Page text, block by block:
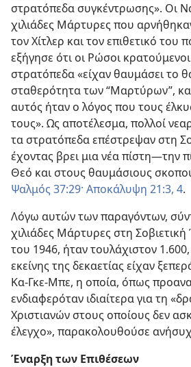
στρατόπεδα συγκέντρωσης». Οι
χιλιάδες Μάρτυρες που
τον Χίτλερ και τον επιθετικό του
εξήγησε ότι οι Ρώσοι
στρατόπεδα «είχαν θαυμάσει το
σταθερότητα των “Μαρτύρων”,
αυτός ήταν ο λόγος που τους
τους». Ως αποτέλεσμα, πολλοί
τα στρατόπεδα επέστρεψαν στη
έχοντας βρει μια νέα πίστη​—την
Θεό και στους θαυμάσιους
Ψαλμός 37:29· Αποκάλυψη 21:3, 4.
Λόγω αυτών των παραγόντων,
χιλιάδες Μάρτυρες στη
του 1946, ήταν τουλάχιστον
εκείνης της δεκαετίας είχαν
Κα-Γκε-Μπε, η οποία, όπως
ενδιαφερόταν ιδιαίτερα για τη
Χριστιανών στους οποίους δεν
έλεγχο», παρακολουθούσε
Έναρξη των Επιθέσεων